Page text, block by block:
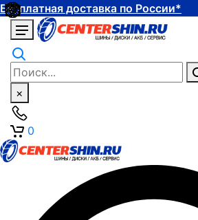
Бесплатная доставка по России*
×
0